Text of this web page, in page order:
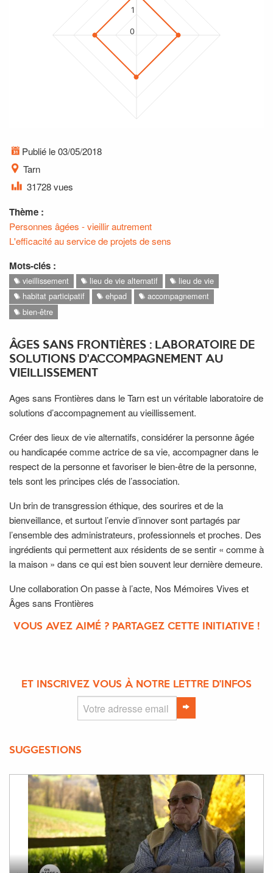
0
1
Publié le 03/05/2018
Tarn
31728 vues
Thème :
Personnes âgées - vieillir autrement
L'efficacité au service de projets de sens
Mots-clés :
vieillissement lieu de vie alternatif
lieu de vie
habitat participatif
ehpad
accompagnement
bien-être
ÂGES SANS FRONTIÈRES : LABORATOIRE DE
SOLUTIONS D'ACCOMPAGNEMENT AU
VIEILLISSEMENT
Ages sans Frontières dans le Tarn est un véritable laboratoire de
solutions d’accompagnement au vieillissement.
Créer des lieux de vie alternatifs, considérer la personne âgée
ou handicapée comme actrice de sa vie, accompagner dans le
respect de la personne et favoriser le bien-être de la personne,
tels sont les principes clés de l’association.
Un brin de transgression éthique, des sourires et de la
bienveillance, et surtout l’envie d’innover sont partagés par
l’ensemble des administrateurs, professionnels et proches. Des
ingrédients qui permettent aux résidents de se sentir « comme à
la maison » dans ce qui est bien souvent leur dernière demeure.
Une collaboration On passe à l’acte, Nos Mémoires Vives et
Âges sans Frontières
VOUS AVEZ AIMÉ ? PARTAGEZ CETTE INITIATIVE !
ET INSCRIVEZ VOUS À NOTRE LETTRE D'INFOS
SUGGESTIONS